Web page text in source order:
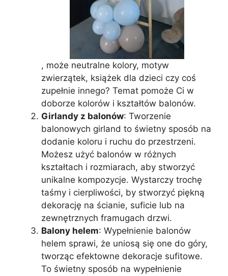
, może neutralne kolory, motyw
zwierzątek, książek dla dzieci czy coś
zupełnie innego? Temat pomoże Ci w
doborze kolorów i kształtów balonów.
Girlandy z balonów: Tworzenie
balonowych girland to świetny sposób na
dodanie koloru i ruchu do przestrzeni.
Możesz użyć balonów w różnych
kształtach i rozmiarach, aby stworzyć
unikalne kompozycje. Wystarczy trochę
taśmy i cierpliwości, by stworzyć piękną
dekorację na ścianie, suficie lub na
zewnętrznych framugach drzwi.
Balony helem: Wypełnienie balonów
helem sprawi, że uniosą się one do góry,
tworząc efektowne dekoracje sufitowe.
To świetny sposób na wypełnienie